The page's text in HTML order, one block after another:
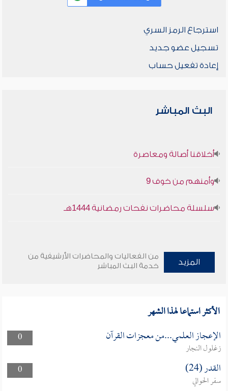
استرجاع الرمز السري
تسجيل عضو جديد
إعادة تفعيل حساب
البث المباشر
أخلاقنا أصالة ومعاصرة
وأمنهم من خوف 9
سلسلة محاضرات نفحات رمضانية 1444هـ
المزيد
من الفعاليات والمحاضرات الأرشيفية من
خدمة البث المباشر
الأكثر استماعا لهذا الشهر
0 الإعجاز العلمي...من معجزات القرآن
زغلول النجار
0
القدر (24)
سفر الحوالي